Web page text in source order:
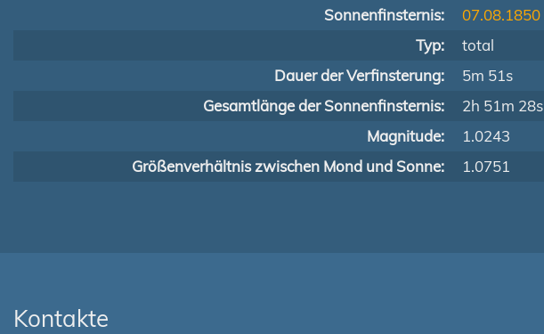
Sonnenfinsternis:
07.08.1850
Typ:
total
Dauer der Verfinsterung:
5m 51s
Gesamtlänge der Sonnenfinsternis:
2h 51m 28s
Magnitude:
1.0243
Größenverhältnis zwischen Mond und Sonne:
1.0751
Kontakte